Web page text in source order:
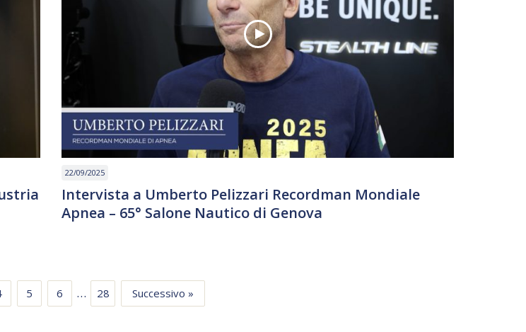
22/09/2025
Intervista a Umberto Pelizzari Recordman Mondiale
Apnea – 65° Salone Nautico di Genova
5 6 … 28 Successivo »